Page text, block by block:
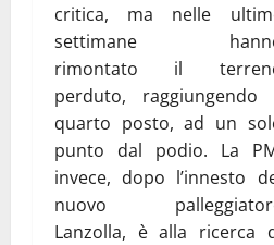
critica, ma nelle
settimane
rimontato il
perduto, raggiungendo
quarto posto, ad un
punto dal podio. La
invece, dopo l’innesto
nuovo
Lanzolla, è alla ricerca